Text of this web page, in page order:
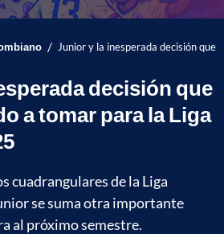
/ Junior y la inesperada decisión
decisión que
a tomar para la Liga
cuadrangulares de la Liga
se suma otra importante
al próximo semestre.